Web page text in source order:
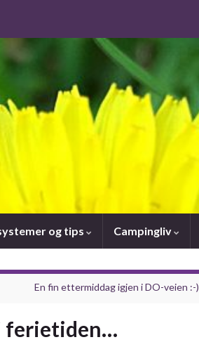
og tips Campingliv
En fin ettermiddag igjen i DO-veien :-)
ferietiden…